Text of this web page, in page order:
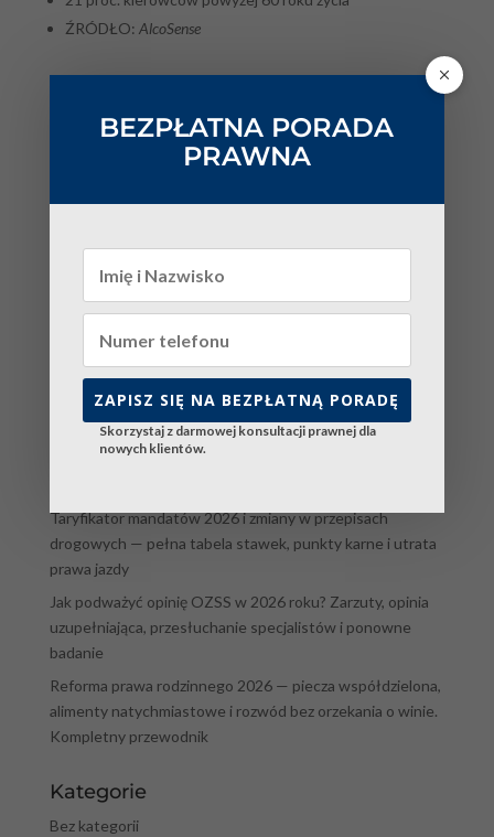
ŹRÓDŁO: AlcoSense
Ostatnie wpisy
WEZWANIE NA POLICJĘ LUB DO PROKURATURY
CZY POKRZYWDZONY? CO ROBIĆ
PRZED PRZESŁUCHANIEM, JAKIE MASZ PRAWA
I CZEGO NIE WOLNO ROBIĆ?
Fundusz Alimentacyjny 2026 — Nowy Próg Dochodowy
1665 zł od 1 Października. Kompletny Przewodnik
Taryfikator mandatów 2026 i zmiany w przepisach
drogowych — pełna tabela stawek, punkty karne i utrata
prawa jazdy
Jak podważyć opinię OZSS w 2026 roku? Zarzuty, opinia
uzupełniająca, przesłuchanie specjalistów i ponowne
badanie
Reforma prawa rodzinnego 2026 — piecza współdzielona,
alimenty natychmiastowe i rozwód bez orzekania o winie.
Kompletny przewodnik
Kategorie
Bez kategorii
BEZPŁATNA PORADA
PRAWNA
ZAPISZ SIĘ NA BEZPŁATNĄ PORADĘ
Skorzystaj z darmowej konsultacji prawnej dla
nowych klientów.